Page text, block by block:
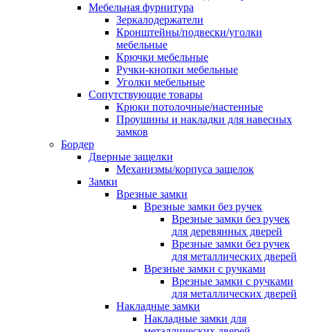
Мебельная фурнитура
Зеркалодержатели
Кронштейны/подвески/уголки
мебельные
Крючки мебельные
Ручки-кнопки мебельные
Уголки мебельные
Сопутствующие товары
Крюки потолочные/настенные
Проушины и накладки для навесных
замков
Бордер
Дверные защелки
Механизмы/корпуса защелок
Замки
Врезные замки
Врезные замки без ручек
Врезные замки без ручек
для деревянных дверей
Врезные замки без ручек
для металлических дверей
Врезные замки с ручками
Врезные замки с ручками
для металлических дверей
Накладные замки
Накладные замки для